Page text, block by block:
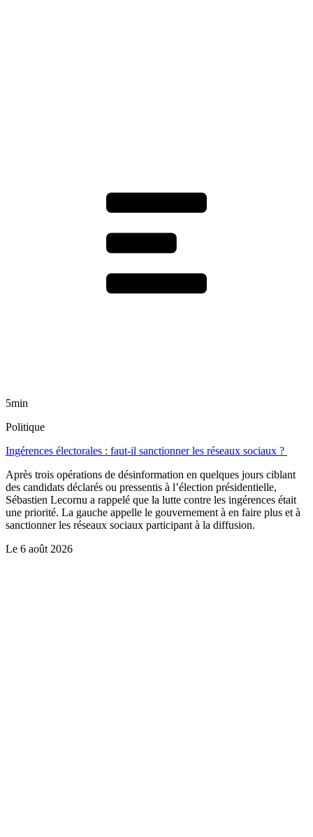
5min
Politique
Ingérences électorales : faut-il sanctionner les réseaux sociaux ?
Après trois opérations de désinformation en quelques jours ciblant
des candidats déclarés ou pressentis à l’élection présidentielle,
Sébastien Lecornu a rappelé que la lutte contre les ingérences était
une priorité. La gauche appelle le gouvernement à en faire plus et à
sanctionner les réseaux sociaux participant à la diffusion.
Le 6 août 2026